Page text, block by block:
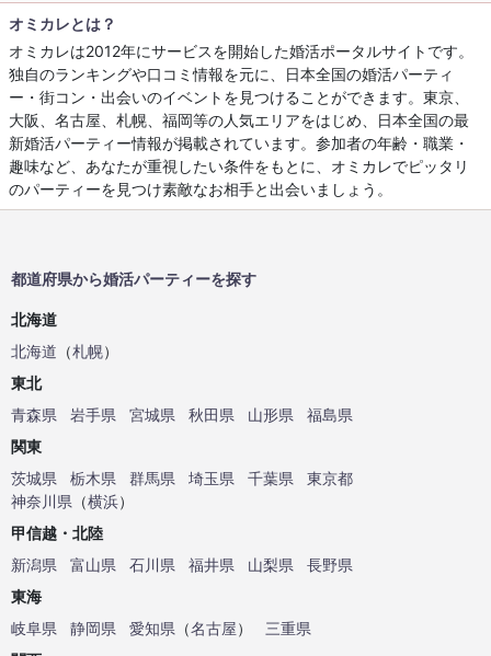
オミカレとは？
オミカレは2012年にサービスを開始した婚活ポータルサイトです。
独自のランキングや口コミ情報を元に、日本全国の婚活パーティ
ー・街コン・出会いのイベントを見つけることができます。東京、
大阪、名古屋、札幌、福岡等の人気エリアをはじめ、日本全国の最
新婚活パーティー情報が掲載されています。参加者の年齢・職業・
趣味など、あなたが重視したい条件をもとに、オミカレでピッタリ
のパーティーを見つけ素敵なお相手と出会いましょう。
都道府県から婚活パーティーを探す
北海道
北海道 （札幌）
東北
青森県
岩手県 宮城県 秋田県 山形県
福島県
関東
茨城県
栃木県 群馬県 埼玉県 千葉県
東京都
神奈川県 （横浜）
甲信越・北陸
新潟県
富山県 石川県 福井県 山梨県
長野県
東海
岐阜県
静岡県 愛知県 （名古屋）
三重県